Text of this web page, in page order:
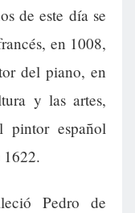
de este día se
en 1008,
del piano, en
y las artes,
pintor español
1622.
Pedro de